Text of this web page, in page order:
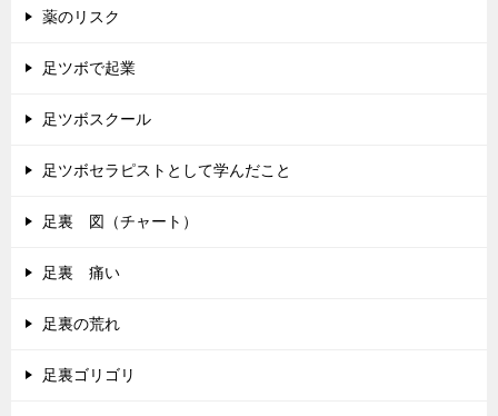
薬のリスク
足ツボで起業
足ツボスクール
足ツボセラピストとして学んだこと
足裏 図（チャート）
足裏 痛い
足裏の荒れ
足裏ゴリゴリ